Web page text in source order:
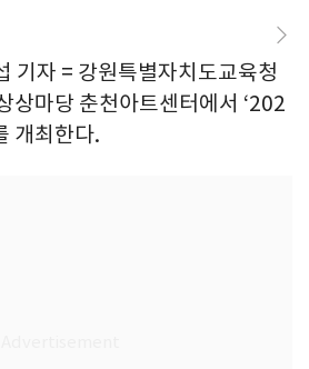
기자 = 강원특별자치도교육청
상마당 춘천아트센터에서 ‘202
개최한다.